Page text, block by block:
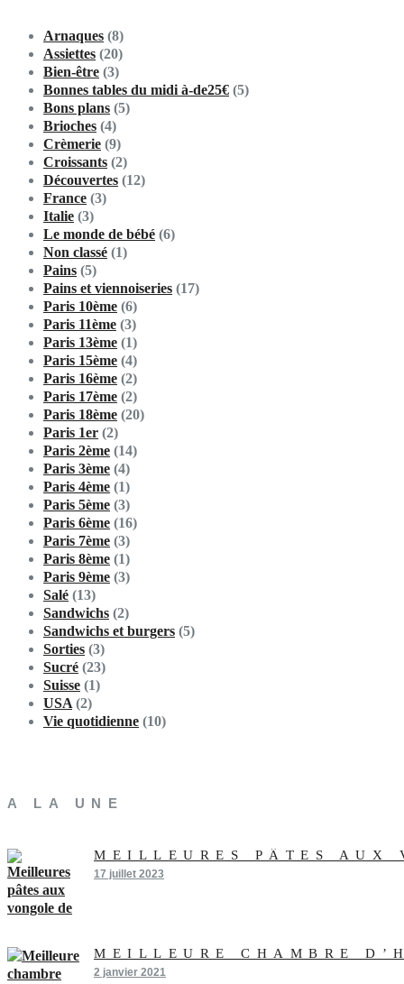
Arnaques (8)
Assiettes (20)
Bien-être (3)
Bonnes tables du midi à-de25€ (5)
Bons plans (5)
Brioches (4)
Crèmerie (9)
Croissants (2)
Découvertes (12)
France (3)
Italie (3)
Le monde de bébé (6)
Non classé (1)
Pains (5)
Pains et viennoiseries (17)
Paris 10ème (6)
Paris 11ème (3)
Paris 13ème (1)
Paris 15ème (4)
Paris 16ème (2)
Paris 17ème (2)
Paris 18ème (20)
Paris 1er (2)
Paris 2ème (14)
Paris 3ème (4)
Paris 4ème (1)
Paris 5ème (3)
Paris 6ème (16)
Paris 7ème (3)
Paris 8ème (1)
Paris 9ème (3)
Salé (13)
Sandwichs (2)
Sandwichs et burgers (5)
Sorties (3)
Sucré (23)
Suisse (1)
USA (2)
Vie quotidienne (10)
A LA UNE
MEILLEURES PÂTES AUX
17 juillet 2023
MEILLEURE CHAMBRE
2 janvier 2021